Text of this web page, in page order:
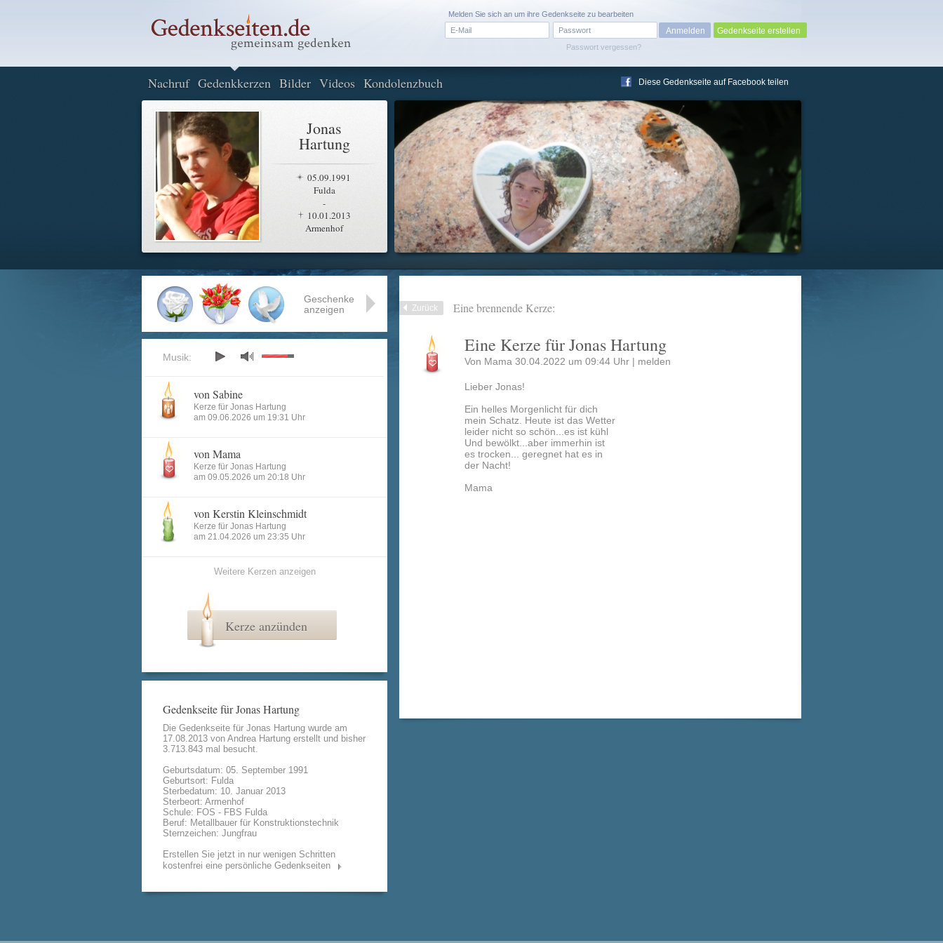
Passwort vergessen?
Melden Sie sich an um ihre Gedenkseite zu bearbeiten
Gedenkseite erstellen
Nachruf Gedenkkerzen Bilder Videos Kondolenzbuch Diese Gedenkseite auf Facebook teilen
Jonas
Hartung
05.09.1991
Fulda
-
10.01.2013
Armenhof
Zurück Eine brennende Kerze:
Eine Kerze für Jonas Hartung
Von Mama 30.04.2022 um 09:44 Uhr | melden
Lieber Jonas!
Ein helles Morgenlicht für dich
mein Schatz. Heute ist das Wetter
leider nicht so schön...es ist kühl
Und bewölkt...aber immerhin ist
es trocken... geregnet hat es in
der Nacht!
Mama
Geschenke
anzeigen
Musik:
von Sabine
Kerze für Jonas Hartung
am 09.06.2026 um 19:31 Uhr
von Mama
Kerze für Jonas Hartung
am 09.05.2026 um 20:18 Uhr
von Kerstin Kleinschmidt
Kerze für Jonas Hartung
am 21.04.2026 um 23:35 Uhr
Weitere Kerzen anzeigen
Kerze anzünden
Gedenkseite für Jonas Hartung
Die Gedenkseite für Jonas Hartung wurde am
17.08.2013 von Andrea Hartung erstellt und bisher
3.713.843 mal besucht.
Geburtsdatum: 05. September 1991
Geburtsort: Fulda
Sterbedatum: 10. Januar 2013
Sterbeort: Armenhof
Schule: FOS - FBS Fulda
Beruf: Metallbauer für Konstruktionstechnik
Sternzeichen: Jungfrau
Erstellen Sie jetzt in nur wenigen Schritten
kostenfrei eine persönliche Gedenkseiten